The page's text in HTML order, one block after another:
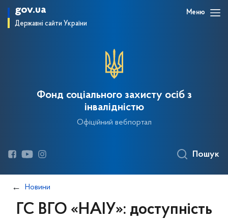
gov.ua
Державні сайти України
Меню
Фонд соціального захисту осіб з
інвалідністю
Офіційний вебпортал
Пошук
Новини
ГС ВГО «НАІУ»: доступність